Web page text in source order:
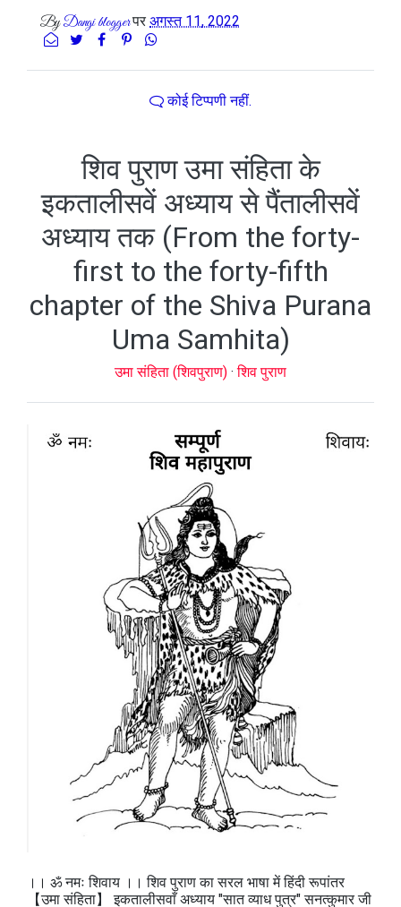
ByDangi bloggerपर अगस्त 11, 2022
कोई टिप्पणी नहीं.
शिव पुराण उमा संहिता के
इकतालीसवें अध्याय से पैंतालीसवें
अध्याय तक (From the forty-
first to the forty-fifth
chapter of the Shiva Purana
Uma Samhita)
उमा संहिता (शिवपुराण) ·शिव पुराण
।। ॐ नमः शिवाय ।। शिव पुराण का सरल भाषा में हिंदी रूपांतर
【उमा संहिता】 इकतालीसवाँ अध्याय "सात व्याध पुत्र" सनत्कुमार जी